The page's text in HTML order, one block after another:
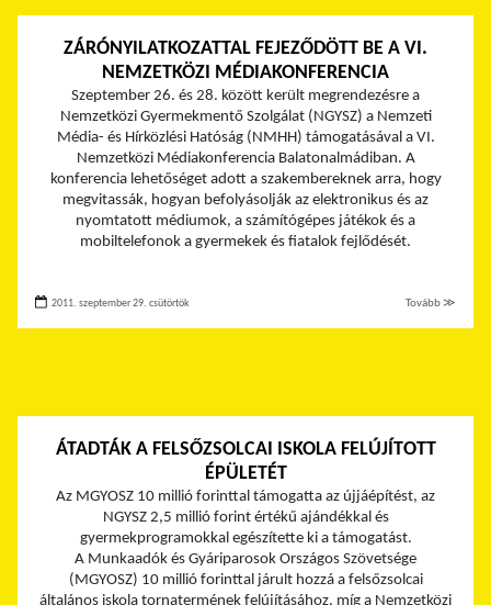
ZÁRÓNYILATKOZATTAL FEJEZŐDÖTT BE A VI.
NEMZETKÖZI MÉDIAKONFERENCIA
Szeptember 26. és 28. között került megrendezésre a
Nemzetközi Gyermekmentő Szolgálat (NGYSZ) a Nemzeti
Média- és Hírközlési Hatóság (NMHH) támogatásával a VI.
Nemzetközi Médiakonferencia Balatonalmádiban. A
konferencia lehetőséget adott a szakembereknek arra, hogy
megvitassák, hogyan befolyásolják az elektronikus és az
nyomtatott médiumok, a számítógépes játékok és a
mobiltelefonok a gyermekek és fiatalok fejlődését.
2011. szeptember 29. csütörtök Tovább ≫
ÁTADTÁK A FELSŐZSOLCAI ISKOLA FELÚJÍTOTT
ÉPÜLETÉT
Az MGYOSZ 10 millió forinttal támogatta az újjáépítést, az
NGYSZ 2,5 millió forint értékű ajándékkal és
gyermekprogramokkal egészítette ki a támogatást.
A Munkaadók és Gyáriparosok Országos Szövetsége
(MGYOSZ) 10 millió forinttal járult hozzá a felsőzsolcai
általános iskola tornatermének felújításához, míg a Nemzetközi